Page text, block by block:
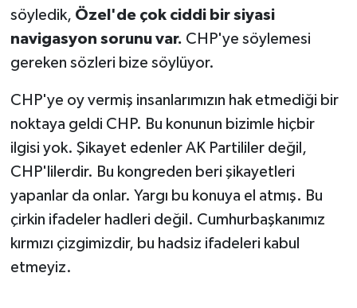
söyledik, Özel'de çok ciddi bir siyasi
navigasyon sorunu var. CHP'ye söylemesi
gereken sözleri bize söylüyor.
CHP'ye oy vermiş insanlarımızın hak etmediği bir
noktaya geldi CHP. Bu konunun bizimle hiçbir
ilgisi yok. Şikayet edenler AK Partililer değil,
CHP'lilerdir. Bu kongreden beri şikayetleri
yapanlar da onlar. Yargı bu konuya el atmış. Bu
çirkin ifadeler hadleri değil. Cumhurbaşkanımız
kırmızı çizgimizdir, bu hadsiz ifadeleri kabul
etmeyiz.